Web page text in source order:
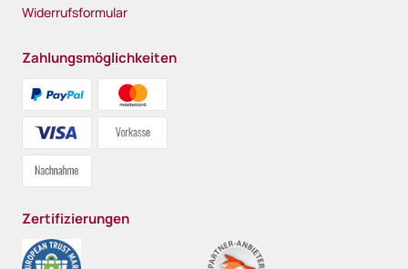
Widerrufsformular
Zahlungsmöglichkeiten
Zertifizierungen